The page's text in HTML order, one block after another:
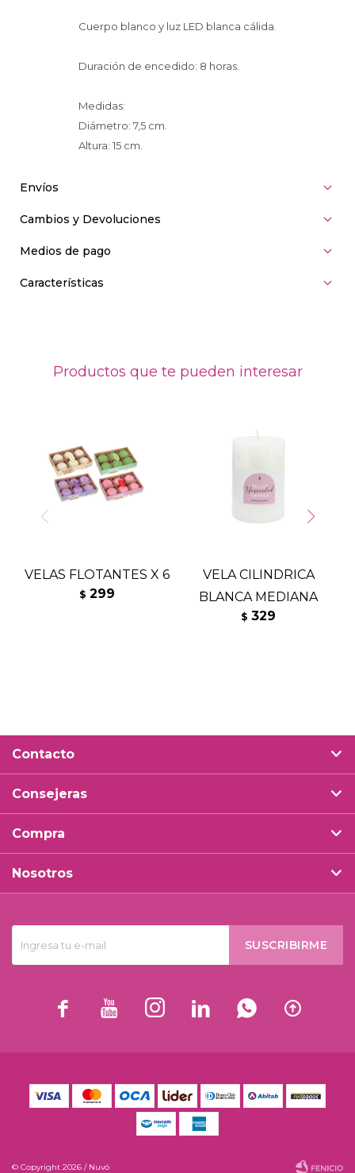
Cuerpo blanco y luz LED blanca cálida.
Duración de encedido: 8 horas.
Medidas:
Diámetro: 7,5 cm.
Altura: 15 cm.
Envíos
Cambios y Devoluciones
Medios de pago
Características
Productos que te pueden interesar
VELAS FLOTANTES X 6
$ 299
VELA CILINDRICA
BLANCA MEDIANA
$ 329
SUSCRIBIRME
     
Contacto
Consejeras
Compra
Nosotros
© Copyright 2026 / Nuvó